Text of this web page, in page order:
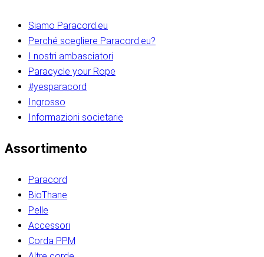
Siamo Paracord.eu
Perché scegliere Paracord.eu?
I nostri ambasciatori
Paracycle your Rope
#yesparacord
Ingrosso
Informazioni societarie​​​​‌ ‍ ​‍​‍‌‍ ‌ ​‍‌‍‍‌‌‍‌ ‌‍‍‌‌‍ ‍​‍​‍​ ‍‍​‍​‍‌ ​ ‌‍​‌‌‍ ‍‌‍‍‌‌ ‌​‌ ‍‌​‍ ‍‌‍‍‌‌‍ ​‍​‍​‍ ​​‍​‍‌‍‍​‌ ​‍‌‍‌‌‌‍‌‍​‍​‍​ ‍‍​‍​‍‌‍‍​‌ ‌​‌ ‌​‌ ​​‌ ​ ​ ‍‍​‍ ​‍ ‌ ​​‌‍​‌‌ ​‍‌‍​‌‌‍​ ‌‍ ‌ ​‍‌‍‌​​‍ ‍‌ ​ ‌‍​‌‌‍ ‍‌‍‍‌‌ ‌​‌ ‍‌​‍ ‍‌ ​ ‌ ‌​‌ ‌‌‌‍‌​‌‍‍‌‌‍ ​‍ ‌‍‍‌‌‍ ‍‌ ‌​‌‍‌‌‌‍ ‍‌ ‌​​‍ ‌‍‌‌‌‍‌​‌‍‍‌‌ ‌​​‍ ‌‍ ‌‌‍ ‌‍‌​‌‍‌‌​ ‌‌ ​​‌ ​‍‌‍‌‌‌ ​ ‌‍‌‌‌‍ ‍‌ ‌​‌‍​‌‌ ‌​‌‍‍‌‌‍ ‌‍ ‍​ ‍ ‌‍‍‌‌‍‌​​ ‌‌‍‌‍‌‍ ‌‍ ‌ ‌​‌‍‌‌‌ ​‍​‍ ‌‌‍​‍‌ ​‍‌‍​‌‌‍ ‍‌‍‌​​‍ ‌‌‍‍‌‌‍ ‌‌ ​​‌ ​‍‌‍‍‌‌‍ ‍‌ ‌​​ ‍ ‌ ‌​‌ ‍‌‌ ​​‌‍‌‌​ ‌‌ ‌​‌ ​‍‌‍​‌‌‍ ‍‌ ​ ‌‍ ​‌‍​‌‌ ‌​‌‍‌‌‌‍‌​​‍ ‌‌‍ ‌‌‍‌‌‌ ​ ‌ ​ ‌‍​‌‌‍‌ ‌‍‌‌​ ‍ ‌ ​​‌‍​‌‌ ‌​‌‍‍​​ ‌‌ ‌‍‌‍​‌‌‍ ​‌ ‌‌‌‍‌‌​‍ ‍‌‍‍‌‌ ‌​‌‌ ‌​‍‌‌‌‌​​ ‌‍​‍‌‍​‌‌ ​ ‌‍‌‌‌‌‌‌‌ ​‍‌‍ ​​ ‌‌‍‍​‌ ‌​‌ ‌​‌ ​​‌ ​ ​‍‌‌​ ​ ‌​​‌​‍‌‌​ ​‍‌​‌‍​‍‌‌​ ​‍‌​‌‍‌ ​​‌‍​‌‌ ​‍‌‍​‌‌‍​ ‌‍ ‌ ​‍‌‍‌​​‍ ‍‌ ​ ‌‍​‌‌‍ ‍‌‍‍‌‌ ‌​‌ ‍‌​‍ ‍‌ ​ ‌ ‌​‌ ‌‌‌‍‌​‌‍‍‌‌‍ ​‍‌‍‌‍‍‌‌‍‌​​ ‌‌‍‌‍‌‍ ‌‍ ‌ ‌​‌‍‌‌‌ ​‍​‍ ‌‌‍​‍‌ ​‍‌‍​‌‌‍ ‍‌‍‌​​‍ ‌‌‍‍‌‌‍ ‌‌ ​​‌ ​‍‌‍‍‌‌‍ ‍‌ ‌​​‍‌‍‌ ‌​‌ ‍‌‌ ​​‌‍‌‌​ ‌‌ ‌​‌ ​‍‌‍​‌‌‍ ‍‌ ​ ‌‍ ​‌‍​‌‌ ‌​‌‍‌‌‌‍‌​​‍ ‌‌‍ ‌‌‍‌‌‌ ​ ‌ ​ ‌‍​‌‌‍‌ ‌‍‌‌​‍‌‍‌ ​​‌‍​‌‌ ‌​‌‍‍​​ ‌‌ ‌‍‌‍​‌‌‍ ​‌ ‌‌‌‍‌‌​‍ ‍‌‍‍‌‌ ‌​‌‌ ‌​‍‌‌‌‌​​‍‌‍‌ ​​‌‍‌‌‌ ​‍‌ ​ ‌ ​​‌‍‌‌‌‍​ ‌ ‌​‌‍‍‌‌ ‌‍‌‍‌‌​ ‌‌ ​​‌ ‌‌‌‍​‍‌‍ ​‌‍‍‌‌ ​ ‌‍‍​‌‍‌‌‌‍‌​​‍​‍‌ ‌​​​​‌ ‍ ​‍​‍‌‍ ‌ ​‍‌‍‍‌‌‍‌ ‌‍‍‌‌‍ ‍​‍​‍​ ‍‍​‍​‍‌ ​ ‌‍​‌‌‍ ‍‌‍‍‌‌ ‌​‌ ‍‌​‍ ‍‌‍‍‌‌‍ ​‍​‍​‍ ​​‍​‍‌‍‍​‌ ​‍‌‍‌‌‌‍‌‍​‍​‍​ ‍‍​‍​‍‌‍‍​‌ ‌​‌ ‌​‌ ​​‌ ​ ​ ‍‍​‍ ​‍ ‌ ​​‌‍​‌‌ ​‍‌‍​‌‌‍​ ‌‍ ‌ ​‍‌‍‌​​‍ ‍‌ ​ ‌‍​‌‌‍ ‍‌‍‍‌‌ ‌​‌ ‍‌​‍ ‍‌ ​ ‌ ‌​‌ ‌‌‌‍‌​‌‍‍‌‌‍ ​‍ ‌‍‍‌‌‍ ‍‌ ‌​‌‍‌‌‌‍ ‍‌ ‌​​‍ ‌‍‌‌‌‍‌​‌‍‍‌‌ ‌​​‍ ‌‍ ‌‌‍ ‌‍‌​‌‍‌‌​ ‌‌ ​​‌ ​‍‌‍‌‌‌ ​ ‌‍‌‌‌‍ ‍‌ ‌​‌‍​‌‌ ‌​‌‍‍‌‌‍ ‌‍ ‍​ ‍ ‌‍‍‌‌‍‌​​ ‌‌‍‌‍‌‍ ‌‍ ‌ ‌​‌‍‌‌‌ ​‍​‍ ‌‌‍​‍‌ ​‍‌‍​‌‌‍ ‍‌‍‌​​‍ ‌‌‍‍‌‌‍ ‌‌ ​​‌ ​‍‌‍‍‌‌‍ ‍‌ ‌​​ ‍ ‌ ‌​‌ ‍‌‌ ​​‌‍‌‌​ ‌‌ ‌​‌ ​‍‌‍​‌‌‍ ‍‌ ​ ‌‍ ​‌‍​‌‌ ‌​‌‍‌‌‌‍‌​​‍ ‌‌‍ ‌‌‍‌‌‌ ​ ‌ ​ ‌‍​‌‌‍‌ ‌‍‌‌​ ‍ ‌ ​​‌‍​‌‌ ‌​‌‍‍​​ ‌‌ ‌‍‌‍​‌‌‍ ​‌ ‌‌‌‍‌‌​‍ ‍‌‍‍‌‌ ‌​‌‌ ‌​‍‌‌‌‌​​ ‌‍​‍‌‍​‌‌ ​ ‌‍‌‌‌‌‌‌‌ ​‍‌‍ ​​ ‌‌‍‍​‌ ‌​‌ ‌​‌ ​​‌ ​ ​‍‌‌​ ​ ‌​​‌​‍‌‌​ ​‍‌​‌‍​‍‌‌​ ​‍‌​‌‍‌ ​​‌‍​‌‌ ​‍‌‍​‌‌‍​ ‌‍ ‌ ​‍‌‍‌​​‍ ‍‌ ​ ‌‍​‌‌‍ ‍‌‍‍‌‌ ‌​‌ ‍‌​‍ ‍‌ ​ ‌ ‌​‌ ‌‌‌‍‌​‌‍‍‌‌‍ ​‍‌‍‌‍‍‌‌‍‌​​ ‌‌‍‌‍‌‍ ‌‍ ‌ ‌​‌‍‌‌‌ ​‍​‍ ‌‌‍​‍‌ ​‍‌‍​‌‌‍ ‍‌‍‌​​‍ ‌‌‍‍‌‌‍ ‌‌ ​​‌ ​‍‌‍‍‌‌‍ ‍‌ ‌​​‍‌‍‌ ‌​‌ ‍‌‌ ​​‌‍‌‌​ ‌‌ ‌​‌ ​‍‌‍​‌‌‍ ‍‌ ​ ‌‍ ​‌‍​‌‌ ‌​‌‍‌‌‌‍‌​​‍ ‌‌‍ ‌‌‍‌‌‌ ​ ‌ ​ ‌‍​‌‌‍‌ ‌‍‌‌​‍‌‍‌ ​​‌‍​‌‌ ‌​‌‍‍​​ ‌‌ ‌‍‌‍​‌‌‍ ​‌ ‌‌‌‍‌‌​‍ ‍‌‍‍‌‌ ‌​‌‌ ‌​‍‌‌‌‌​​‍‌‍‌ ​​‌‍‌‌‌ ​‍‌ ​ ‌ ​​‌‍‌‌‌‍​ ‌ ‌​‌‍‍‌‌ ‌‍‌‍‌‌​ ‌‌ ​​‌ ‌‌‌‍​‍‌‍ ​‌‍‍‌‌ ​ ‌‍‍​‌‍‌‌‌‍‌​​‍​‍‌ ‌
Assortimento
Paracord
BioThane
Pelle
Accessori
Corda PPM